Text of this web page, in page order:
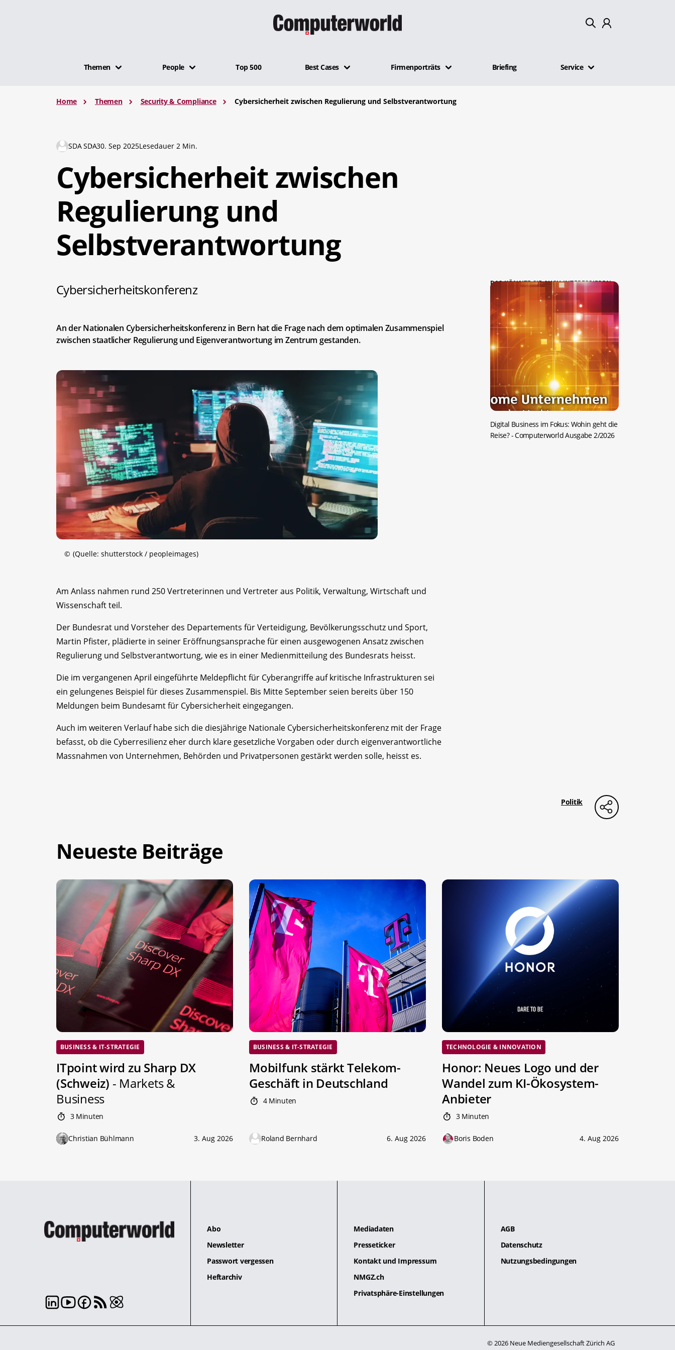
Themen People Top 500 Best Cases Firmenporträts Briefing Service
Home Themen Security & Compliance Cybersicherheit zwischen Regulierung und Selbstverantwortung
SDA SDA30. Sep 2025Lesedauer 2 Min.
Cybersicherheit zwischen
Regulierung und
Selbstverantwortung
Cybersicherheitskonferenz
An der Nationalen Cybersicherheitskonferenz in Bern hat die Frage nach dem optimalen Zusammenspiel
zwischen staatlicher Regulierung und Eigenverantwortung im Zentrum gestanden.
© (Quelle: shutterstock / peopleimages)
Am Anlass nahmen rund 250 Vertreterinnen und Vertreter aus Politik, Verwaltung, Wirtschaft und
Wissenschaft teil.
Der Bundesrat und Vorsteher des Departements für Verteidigung, Bevölkerungsschutz und Sport,
Martin Pfister, plädierte in seiner Eröffnungsansprache für einen ausgewogenen Ansatz zwischen
Regulierung und Selbstverantwortung, wie es in einer Medienmitteilung des Bundesrats heisst.
Die im vergangenen April eingeführte Meldepflicht für Cyberangriffe auf kritische Infrastrukturen sei
ein gelungenes Beispiel für dieses Zusammenspiel. Bis Mitte September seien bereits über 150
Meldungen beim Bundesamt für Cybersicherheit eingegangen.
Auch im weiteren Verlauf habe sich die diesjährige Nationale Cybersicherheitskonferenz mit der Frage
befasst, ob die Cyberresilienz eher durch klare gesetzliche Vorgaben oder durch eigenverantwortliche
Massnahmen von Unternehmen, Behörden und Privatpersonen gestärkt werden solle, heisst es.
DAS KÖNNTE SIE AUCH INTERESSIEREN:
Digital Business im Fokus: Wohin geht die
Reise?- Computerworld Ausgabe 2/2026
Politik
Neueste Beiträge
BUSINESS & IT-STRATEGIE
ITpoint wird zu Sharp DX
(Schweiz) - Markets &
Business
3 Minuten
Christian Bühlmann 3. Aug 2026
BUSINESS & IT-STRATEGIE
Mobilfunk stärkt Telekom-
Geschäft in Deutschland
4 Minuten
Roland Bernhard 6. Aug 2026
TECHNOLOGIE & INNOVATION
Honor: Neues Logo und der
Wandel zum KI-Ökosystem-
Anbieter
3 Minuten
Boris Boden 4. Aug 2026
Abo
Newsletter
Passwort vergessen
Heftarchiv
Mediadaten
Presseticker
Kontakt und Impressum
NMGZ.ch
Privatsphäre-Einstellungen
AGB
Datenschutz
Nutzungsbedingungen
© 2026 Neue Mediengesellschaft Zürich AG